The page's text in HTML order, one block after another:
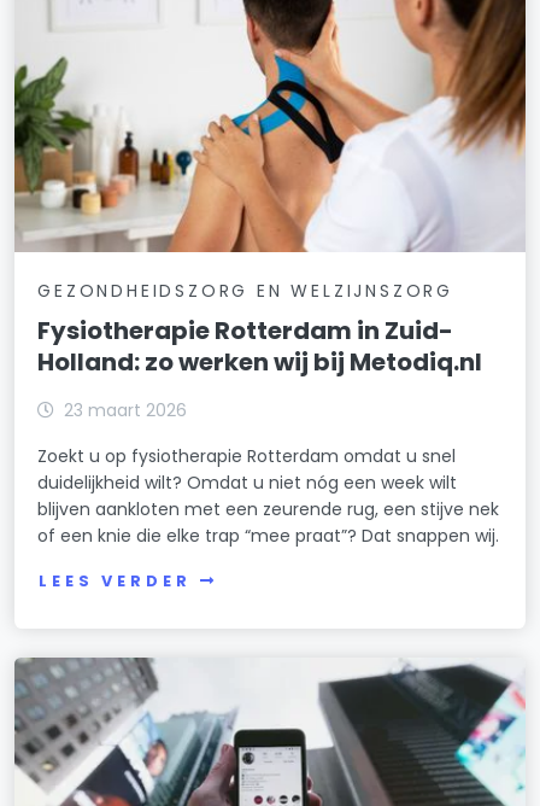
GEZONDHEIDSZORG EN WELZIJNSZORG
Fysiotherapie Rotterdam in Zuid-
Holland: zo werken wij bij Metodiq.nl
23 maart 2026
Zoekt u op fysiotherapie Rotterdam omdat u snel
duidelijkheid wilt? Omdat u niet nóg een week wilt
blijven aankloten met een zeurende rug, een stijve nek
of een knie die elke trap “mee praat”? Dat snappen wij.
LEES VERDER